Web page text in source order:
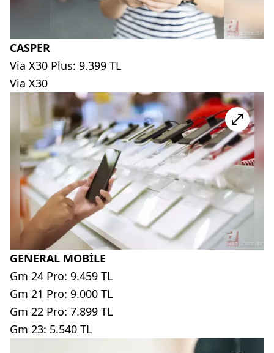
CASPER
Via X30 Plus: 9.399 TL
Via X30
GENERAL MOBİLE
Gm 24 Pro: 9.459 TL
Gm 21 Pro: 9.000 TL
Gm 22 Pro: 7.899 TL
Gm 23: 5.540 TL